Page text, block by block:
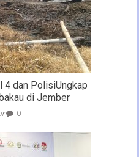
4 dan PolisiUngkap
di Jember
0